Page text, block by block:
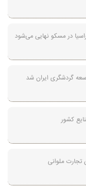
در مسکو نهایی می‌شود
گردشگری ایران شد
کشور
تجارت ملوانی